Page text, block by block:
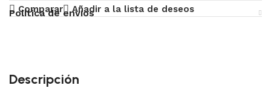
Comparar
Añadir a la lista de deseos
Política de envíos
Descripción